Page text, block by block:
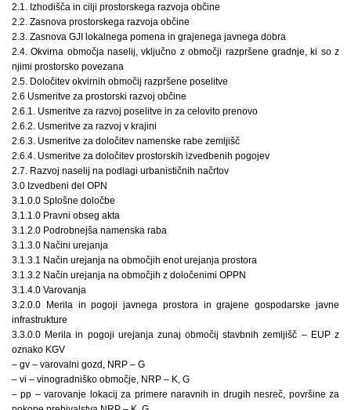
2.1. Izhodišča in cilji prostorskega razvoja občine
2.2. Zasnova prostorskega razvoja občine
2.3. Zasnova GJI lokalnega pomena in grajenega javnega dobra
2.4. Okvirna območja naselij, vključno z območji razpršene gradnje, ki so z
njimi prostorsko povezana
2.5. Določitev okvirnih območij razpršene poselitve
2.6 Usmeritve za prostorski razvoj občine
2.6.1. Usmeritve za razvoj poselitve in za celovito prenovo
2.6.2. Usmeritve za razvoj v krajini
2.6.3. Usmeritve za določitev namenske rabe zemljišč
2.6.4. Usmeritve za določitev prostorskih izvedbenih pogojev
2.7. Razvoj naselij na podlagi urbanističnih načrtov
3.0 Izvedbeni del OPN
3.1.0.0 Splošne določbe
3.1.1.0 Pravni obseg akta
3.1.2.0 Podrobnejša namenska raba
3.1.3.0 Načini urejanja
3.1.3.1 Način urejanja na območjih enot urejanja prostora
3.1.3.2 Način urejanja na območjih z določenimi OPPN
3.1.4.0 Varovanja
3.2.0.0 Merila in pogoji javnega prostora in grajene gospodarske javne
infrastrukture
3.3.0.0 Merila in pogoji urejanja zunaj območij stavbnih zemljišč – EUP z
oznako KGV
– gv – varovalni gozd, NRP – G
– vi – vinogradniško območje, NRP – K, G
– pp – varovanje lokacij za primere naravnih in drugih nesreč, površine za